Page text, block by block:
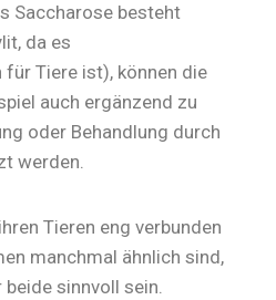
Saccharose besteht
da es
Tiere ist), können die
auch ergänzend zu
oder Behandlung durch
werden.
Tieren eng verbunden
manchmal ähnlich sind,
beide sinnvoll sein.